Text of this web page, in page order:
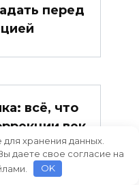
перед
всё, что
век
хранения данных.
даете свое согласие на
OK